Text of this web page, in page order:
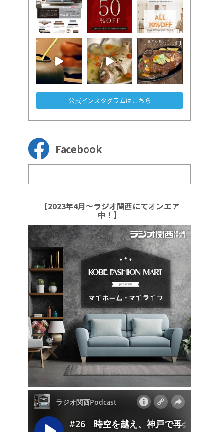
公式インスタグラムはこちら
Facebook
【2023年4月～ラジオ関西にてオンエア
中！】